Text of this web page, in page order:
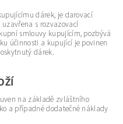
dárek, je darovací
s rozvazovací
smlouvy kupujícím, pozbývá
účinnosti a kupující je povinen
dárek.
na základě zvláštního
a případné dodatečné náklady